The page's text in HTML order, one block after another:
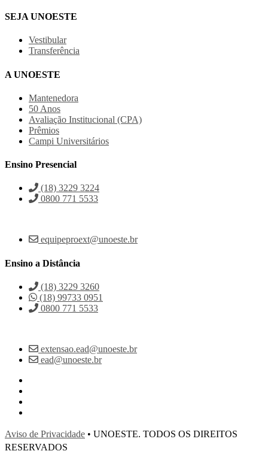
SEJA UNOESTE
Vestibular
Transferência
A UNOESTE
Mantenedora
50 Anos
Avaliação Institucional (CPA)
Prêmios
Campi Universitários
Ensino Presencial
(18) 3229 3224
0800 771 5533
equipeproext@unoeste.br
Ensino a Distância
(18) 3229 3260
(18) 99733 0951
0800 771 5533
extensao.ead@unoeste.br
ead@unoeste.br
Aviso de Privacidade • UNOESTE. TODOS OS DIREITOS
RESERVADOS